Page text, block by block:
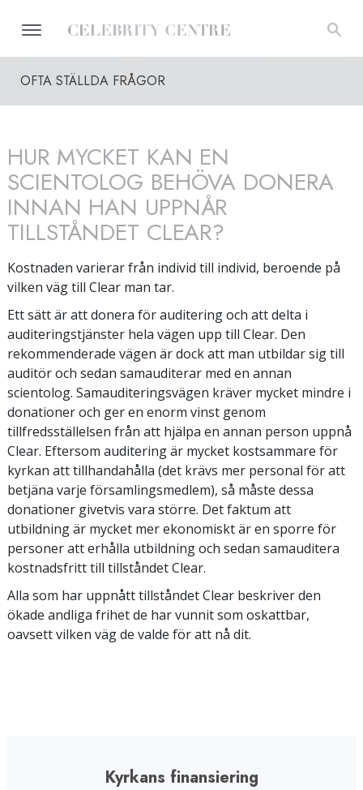
OFTA STÄLLDA FRÅGOR
HUR MYCKET KAN EN
SCIENTOLOG BEHÖVA DONERA
INNAN HAN UPPNÅR
TILLSTÅNDET CLEAR?
Kostnaden varierar från individ till individ, beroende på
vilken väg till Clear man tar.
Ett sätt är att donera för auditering och att delta i
auditeringstjänster hela vägen upp till Clear. Den
rekommenderade vägen är dock att man utbildar sig till
auditör och sedan samauditerar med en annan
scientolog. Samauditeringsvägen kräver mycket mindre i
donationer och ger en enorm vinst genom
tillfredsställelsen från att hjälpa en annan person uppnå
Clear. Eftersom auditering är mycket kostsammare för
kyrkan att tillhandahålla (det krävs mer personal för att
betjäna varje församlingsmedlem), så måste dessa
donationer givetvis vara större. Det faktum att
utbildning är mycket mer ekonomiskt är en sporre för
personer att erhålla utbildning och sedan samauditera
kostnadsfritt till tillståndet Clear.
Alla som har uppnått tillståndet Clear beskriver den
ökade andliga frihet de har vunnit som oskattbar,
oavsett vilken väg de valde för att nå dit.
Kyrkans finansiering